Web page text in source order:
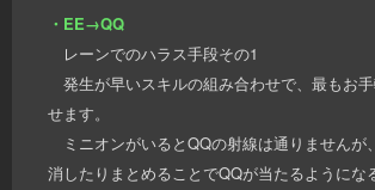
・EE→QQ
レーンでのハラス手段その1
発生が早いスキルの組み合わせで、最もお
せます。
ミニオンがいるとQQの射線は通りませんが
消したりまとめることでQQが当たるようにな